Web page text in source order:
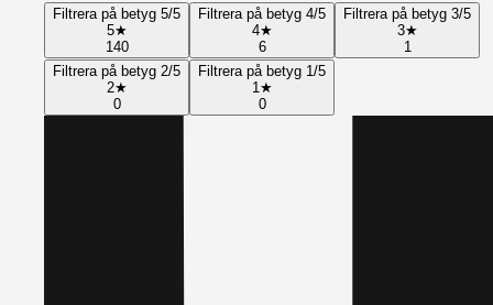
Filtrera på betyg 5/5
5★
140
Filtrera på betyg 4/5
4★
6
Filtrera på betyg 3/5
3★
1
Filtrera på betyg 2/5
2★
0
Filtrera på betyg 1/5
1 ★
0